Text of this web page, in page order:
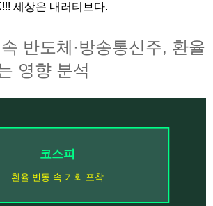
세상은 내러티브다.
반도체·방송통신주, 환율
영향 분석
코스피
환율 변동 속 기회 포착